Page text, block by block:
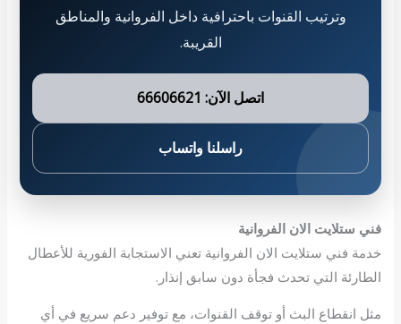
وترتيب القنوات باحترافية داخل الفروانية والمناطق
القريبة.
اتصل الآن: 66606621
راسلنا واتساب
فني ستلايت الان الفروانية
خدمة فني ستلايت الان الفروانية تعني الاستجابة الفورية للأعطال
الطارئة التي تحدث فجأة دون سابق إنذار.
مثل انقطاع البث أو توقف القنوات، مع توفير دعم سريع في أي